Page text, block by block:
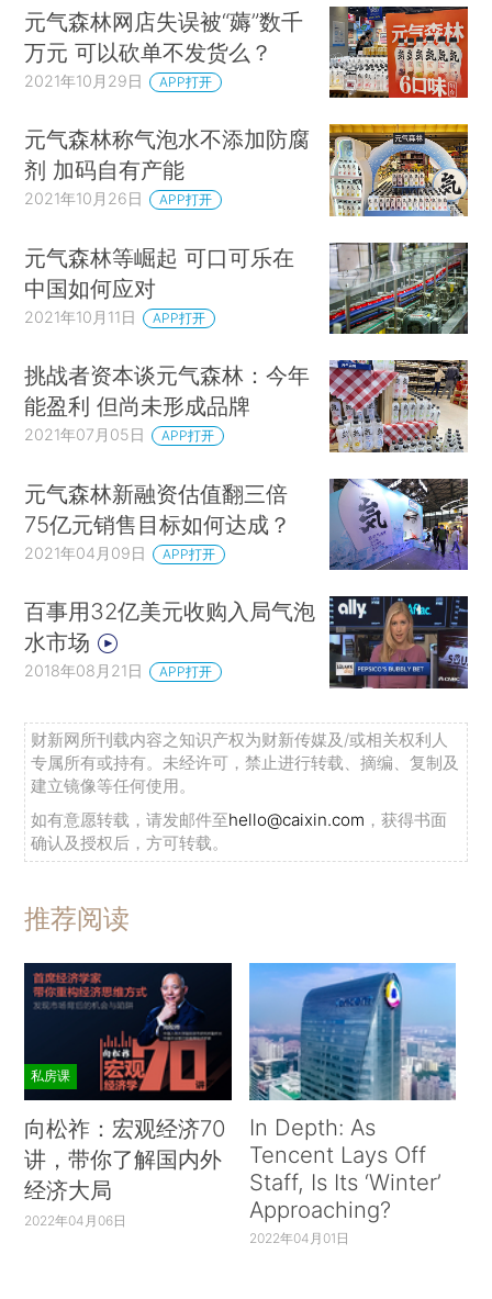
元气森林网店失误被“薅”数千
万元 可以砍单不发货么？
2021年10月29日 APP打开
元气森林称气泡水不添加防腐
剂 加码自有产能
2021年10月26日 APP打开
元气森林等崛起 可口可乐在
中国如何应对
2021年10月11日 APP打开
挑战者资本谈元气森林：今年
能盈利 但尚未形成品牌
2021年07月05日 APP打开
元气森林新融资估值翻三倍
75亿元销售目标如何达成？
2021年04月09日 APP打开
百事用32亿美元收购入局气泡
水市场
2018年08月21日 APP打开
财新网所刊载内容之知识产权为财新传媒及/或相关权利人
专属所有或持有。未经许可，禁止进行转载、摘编、复制及
建立镜像等任何使用。
如有意愿转载，请发邮件至hello@caixin.com ，获得书面
确认及授权后，方可转载。
推荐阅读
私房课
向松祚：宏观经济70
讲，带你了解国内外
经济大局
2022年04月06日
In Depth: As
Tencent Lays Off
Staff, Is Its ‘Winter’
Approaching?
2022年04月01日